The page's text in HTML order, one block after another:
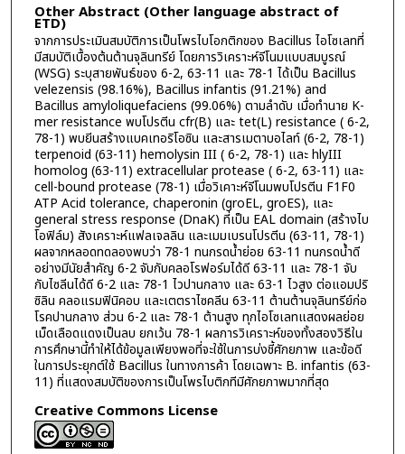
Other Abstract (Other language abstract of
ETD)
จากการประเมินสมบัติการเป็นโพรไบโอกติกของ Bacillus ไอโซเลทที่
มีสมบัติเบื้องต้นต้านจุลินทรีย์ โดยการวิเคราะห์จีโนมแบบสมบูรณ์
(WSG) ระบุสายพันธ์ของ 6-2, 63-11 และ 78-1 ได้เป็น Bacillus
velezensis (98.16%), Bacillus infantis (91.21%) and
Bacillus amyloliquefaciens (99.06%) ตามลำดับ เมื่อทำนาย K-
mer resistance พบโปรตีน cfr(B) และ tet(L) resistance ( 6-2,
78-1) พบยีนสร้างแบคเทอริโอซิน และสารเมตาบอไลท์ (6-2, 78-1)
terpenoid (63-11) hemolysin III ( 6-2, 78-1) และ hlyIII
homolog (63-11) extracellular protease ( 6-2, 63-11) และ
cell-bound protease (78-1) เมื่อวิเคาะห์จีโนมพบโปรตีน F1F0
ATP Acid tolerance, chaperonin (groEL, groES), และ
general stress response (DnaK) ที่เป็น EAL domain (สร้างไบ
โอฟิล์ม) สังเคราะห์แฟลเจลลิน และเมมเบรนโปรตีน (63-11, 78-1)
ผลจากหลอดทดลองพบว่า 78-1 ทนกรดน้ำย่อย 63-11 ทนกรดน้ำดี
อย่างมีนัยสำคัญ 6-2 จับกับคลอโรฟอร์มได้ดี 63-11 และ 78-1 จับ
กับไซลีนได้ดี 6-2 และ 78-1 ไวปานกลาง และ 63-1 ไวสูง ต่อแอมปริ
ซิลิน คลอแรมฟินิคอบ และเตตราไซคลีน 63-11 ต้านต้านจุลินทรีย์ก่อ
โรคปานกลาง ส่วน 6-2 และ 78-1 ต้านสูง ทุกไอโซเลทแสดงผลย่อย
เม็ดเลือดแดงเป็นลบ ยกเว้น 78-1 ผลการวิเคราะห์ของทั้งสองวิธีใน
การศึกษานี้ทำให้ได้ข้อมูลเพียงพอที่จะใช้ในการบ่งชี้ศักยภาพ และข้อดี
ในการประยุกต์ใช้ Bacillus ในทางการค้า โดยเฉพาะ B. infantis (63-
11) ที่แสดงสมบัติของการเป็นโพรไบติกทีมีศักยภาพมากที่สุด
Creative Commons License